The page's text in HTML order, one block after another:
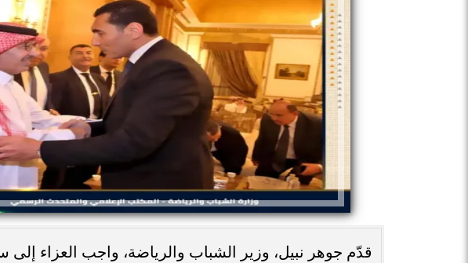
قدّم جوهر نبيل، وزير الشباب والرياضة، واجب العزاء